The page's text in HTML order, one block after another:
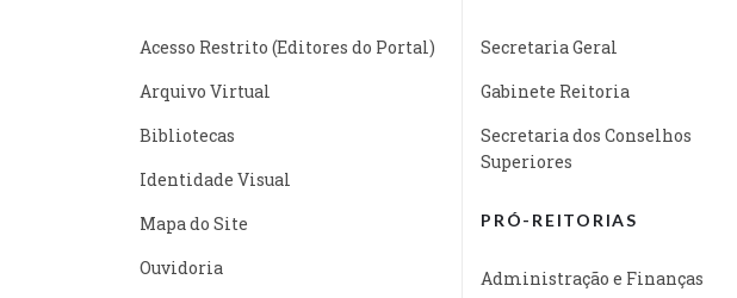
Acesso Restrito (Editores do Portal)
Arquivo Virtual
Bibliotecas
Identidade Visual
Mapa do Site
Ouvidoria
Secretaria Geral
Gabinete Reitoria
Secretaria dos Conselhos
Superiores
PRÓ-REITORIAS
Administração e Finanças